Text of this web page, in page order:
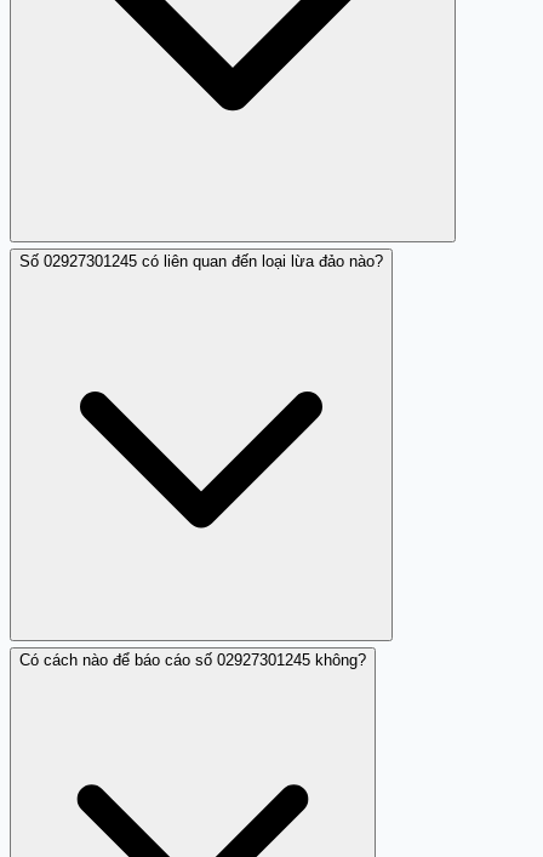
Nên ngắt cuộc gọi ngay lập tức và không cung cấp thông
Số 02927301245 có liên quan đến loại lừa đảo nào?
Số này liên quan đến lừa đảo theo đơn đặt hàng giả và
Có cách nào để báo cáo số 02927301245 không?